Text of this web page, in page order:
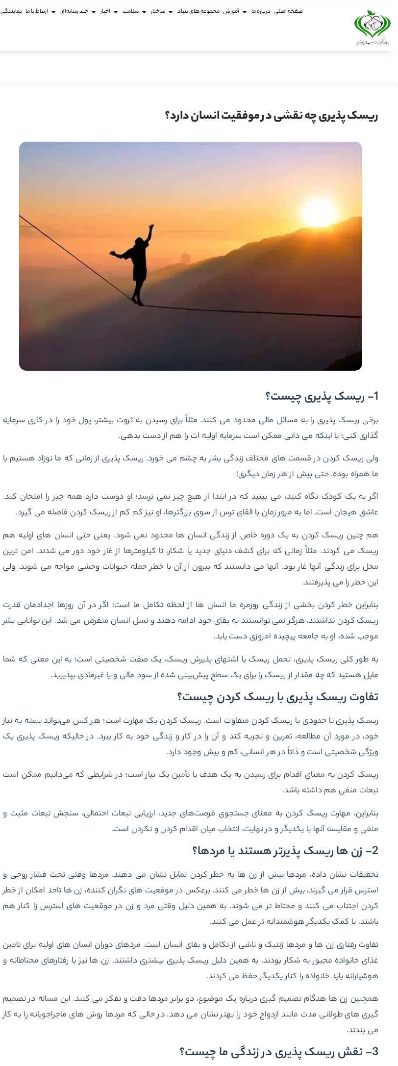
صفحه اصلی درباره ما آموزش مجموعه های بنیاد ساختار سلامت اخبار چند رسانه‌ای ارتباط با ما نمایندگی
ریسک پذیری چه نقشی در موفقیت انسان دارد؟
1- ریسک پذیری چیست؟
برخی ریسک پذیری را به مسائل مالی محدود می کنند. مثلاً برای رسیدن به ثروت بیشتر، پول خود را در کاری سرمایه
گذاری کنی؛ با اینکه می دانی ممکن است سرمایه اولیه ات را هم از دست بدهی.
ولی ریسک کردن در قسمت های مختلف زندگی بشر به چشم می خورد. ریسک پذیری از زمانی که ما نوزاد هستیم با
ما همراه بوده. حتی بیش از هر زمان دیگری!
اگر به یک کودک نگاه کنید، می بینید که در ابتدا از هیچ چیز نمی ترسد؛ او دوست دارد همه چیز را امتحان کند.
عاشق هیجان است. اما به مرور زمان با القای ترس از سوی بزرگترها، او نیز کم کم از ریسک کردن فاصله می گیرد.
هم چنین ریسک کردن به یک دوره خاص از زندگی انسان ها محدود نمی شود. یعنی حتی انسان های اولیه هم
ریسک می کردند. مثلاً زمانی که برای کشف دنیای جدید یا شکار، تا کیلومترها از غار خود دور می شدند. امن ترین
محل برای زندگی آنها غار بود. آنها می دانستند که بیرون از آن با خطر حمله حیوانات وحشی مواجه می شوند. ولی
این خطر را می پذیرفتند.
بنابراین خطر کردن بخشی از زندگی روزمره ما انسان ها از لحظه تکامل ما است؛ اگر در آن روزها اجدادمان قدرت
ریسک کردن نداشتند، هرگز نمی توانستند به بقای خود ادامه دهند و نسل انسان منقرض می شد. این توانایی بشر
موجب شده، او به جامعه پیچیده امروزی دست یابد.
به طور کلی ریسک پذیری، تحمل ریسک یا اشتهای پذیرش ریسک، یک صفت شخصیتی است؛ به این معنی که شما
مایل هستید که چه مقدار از ریسک را برای یک سطح پیش‌بینی شده از سود مالی و یا غیرمادی بپذیرید.
تفاوت ریسک پذیری با ریسک کردن چیست؟
ریسک پذیری تا حدودی با ریسک کردن متفاوت است. ریسک کردن یک مهارت است؛ هر کس می‌تواند بسته به نیاز
خود، در مورد آن مطالعه، تمرین و تجربه کند و آن را در کار و زندگی خود به کار ببرد. در حالیکه ریسک پذیری یک
ویژگی شخصیتی است و ذاتاً در هر انسانی، کم و بیش وجود دارد.
ریسک کردن به معنای اقدام برای رسیدن به یک هدف یا تأمین یک نیاز است؛ در شرایطی که می‌دانیم ممکن است
تبعات منفی هم داشته باشد.
بنابراین، مهارت ریسک کردن به معنای جستجوی فرصت‌های جدید، ارزیابی تبعات احتمالی، سنجش تبعات مثبت و
منفی و مقایسه آنها با یکدیگر و در نهایت، انتخاب میان اقدام کردن و نکردن است.
2- زن ها ریسک پذیرتر هستند یا مردها؟
تحقیقات نشان داده، مردها بیش از زن ها به خطر کردن تمایل نشان می دهند. مردها وقتی تحت فشار روحی و
استرس قرار می گیرند، بیش از زن ها خطر می کنند. برعکس در موقعیت های نگران کننده، زن ها تاحد امکان از خطر
کردن اجتناب می کنند و محتاط تر می شوند. به همین دلیل وقتی مرد و زن در موقعیت های استرس زا کنار هم
باشند، با کمک یکدیگر هوشمندانه تر عمل می کنند.
تفاوت رفتاری زن ها و مردها ژنتیک و ناشی از تکامل و بقای انسان است. مردهای دوران انسان های اولیه برای تامین
غذای خانواده مجبور به شکار بودند. به همین دلیل ریسک پذیری بیشتری داشتند. زن ها نیز با رفتارهای محتاطانه و
هوشیارانه باید خانواده را کنار یکدیگر حفظ می کردند.
همچنین زن ها هنگام تصمیم گیری درباره یک موضوع، دو برابر مردها دقت و تفکر می کنند. این مساله در تصمیم
گیری های طولانی مدت مانند ازدواج خود را بهتر نشان می دهد. در حالی که مردها روش های ماجراجویانه را به کار
می بندند.
3- نقش ریسک پذیری در زندگی ما چیست؟